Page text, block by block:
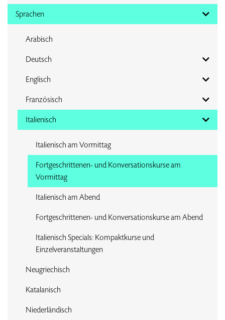
Sprachen
Arabisch
Deutsch
Englisch
Französisch
Italienisch
Italienisch am Vormittag
Fortgeschrittenen- und Konversationskurse am
Vormittag
Italienisch am Abend
Fortgeschrittenen- und Konversationskurse am Abend
Italienisch Specials: Kompaktkurse und
Einzelveranstaltungen
Neugriechisch
Katalanisch
Niederländisch